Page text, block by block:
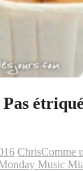
ChrisComme
Music